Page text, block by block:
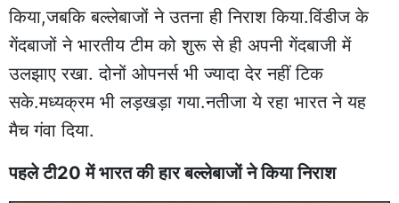
किया,जबकि बल्लेबाजों ने उतना ही निराश किया.विंडीज के
गेंदबाजों ने भारतीय टीम को शुरू से ही अपनी गेंदबाजी में
उलझाए रखा. दोनों ओपनर्स भी ज्यादा देर नहीं टिक
सके.मध्यक्रम भी लड़खड़ा गया.नतीजा ये रहा भारत ने यह
मैच गंवा दिया.
पहले टी20 में भारत की हार बल्लेबाजों ने किया निराश